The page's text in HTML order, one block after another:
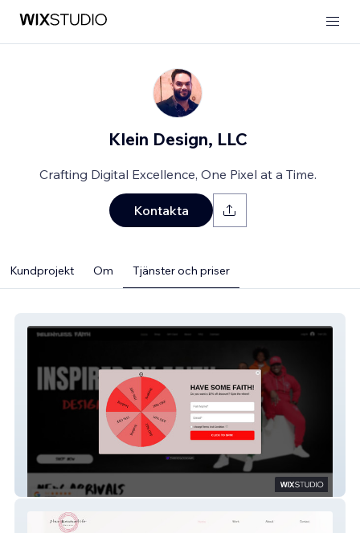
Klein Design, LLC
Crafting Digital Excellence, One Pixel at a Time.
Kontakta
Kundprojekt Om Tjänster och priser
Relentless Faith